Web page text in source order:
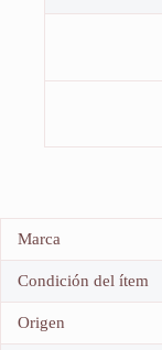
Marca
Condición del ítem
Origen